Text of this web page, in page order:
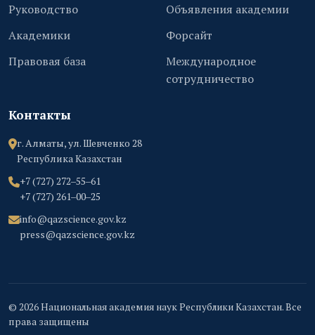
Руководство
Академики
Правовая база
Объявления академии
Форсайт
Международное
сотрудничество
Контакты
г. Алматы, ул. Шевченко 28
Республика Казахстан
+7 (727) 272‒55‒61
+7 (727) 261‒00‒25
info@qazscience.gov.kz
press@qazscience.gov.kz
© 2026 Национальная академия наук Республики Казахстан. Все
права защищены